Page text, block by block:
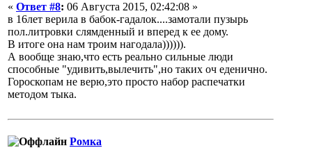
« Ответ #8: 06 Августа 2015, 02:42:08 »
в 16лет верила в бабок-гадалок....замотали пузырь
пол.литровки слямденный и вперед к ее дому.
В итоге она нам троим нагодала)))))).
А вообще знаю,что есть реально сильные люди
способные "удивить,вылечить",но таких оч еденично.
Гороскопам не верю,это просто набор распечатки
методом тыка.
Ромка